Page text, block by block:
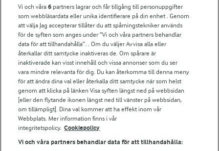
För ägare
Arlas kundportal
Arla.com
Falbygdens Ost
Arla webbshop
Bildbank
Följ oss
Vi och våra6 partners lagrar och får tillgång till personuppgifter
som webbläsardata eller unika identifierare på din enhet . Genom
att välja Jag accepterar tillåter du att spårningstekniker används
för de syften som anges under ”Vi och våra partners behandlar
data för att tillhandahålla”. . Om du väljer Avvisa alla eller
återkallar ditt samtycke inaktiveras de. Om spårare är
inaktiverade kan visst innehåll och vissa annonser som du ser
vara mindre relevanta för dig. Du kan återkomma till denna meny
för att ändra dina val eller återkalla ditt samtycke när som helst
genom att klicka på länken Visa syften längst ned på webbsidan
[eller den flytande ikonen längst ned till vänster på webbsidan,
om tillämpligt]. Dina val kommer att ha effekt inom vår
Webbplats. Mer information finns i vår
integritetspolicy. Cookiepolicy
Vi och våra partners behandlar data för att tillhandahålla: